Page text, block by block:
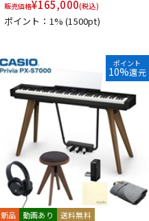
販売価格¥165,000(税込)
ポイント：1%(1500pt)
ポイント
10%還元
新品 動画あり 送料無料